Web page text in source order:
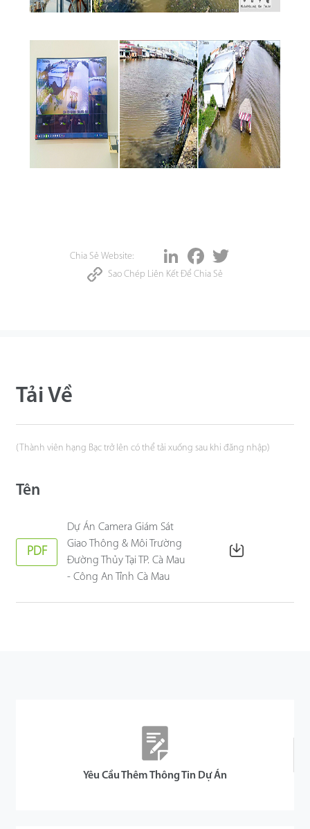
Chia Sẻ Website:
Share LinkedInFacebook
Sao Chép Liên Kết Để Chia Sẻ
Tải Về
(Thành viên hạng Bạc trở lên có thể tải xuống sau khi đăng nhập)
Tên
PDF
Dự Án Camera Giám Sát
Giao Thông & Môi Trường
Đường Thủy Tại TP. Cà Mau
- Công An Tỉnh Cà Mau
Yêu Cầu Thêm Thông Tin Dự Án